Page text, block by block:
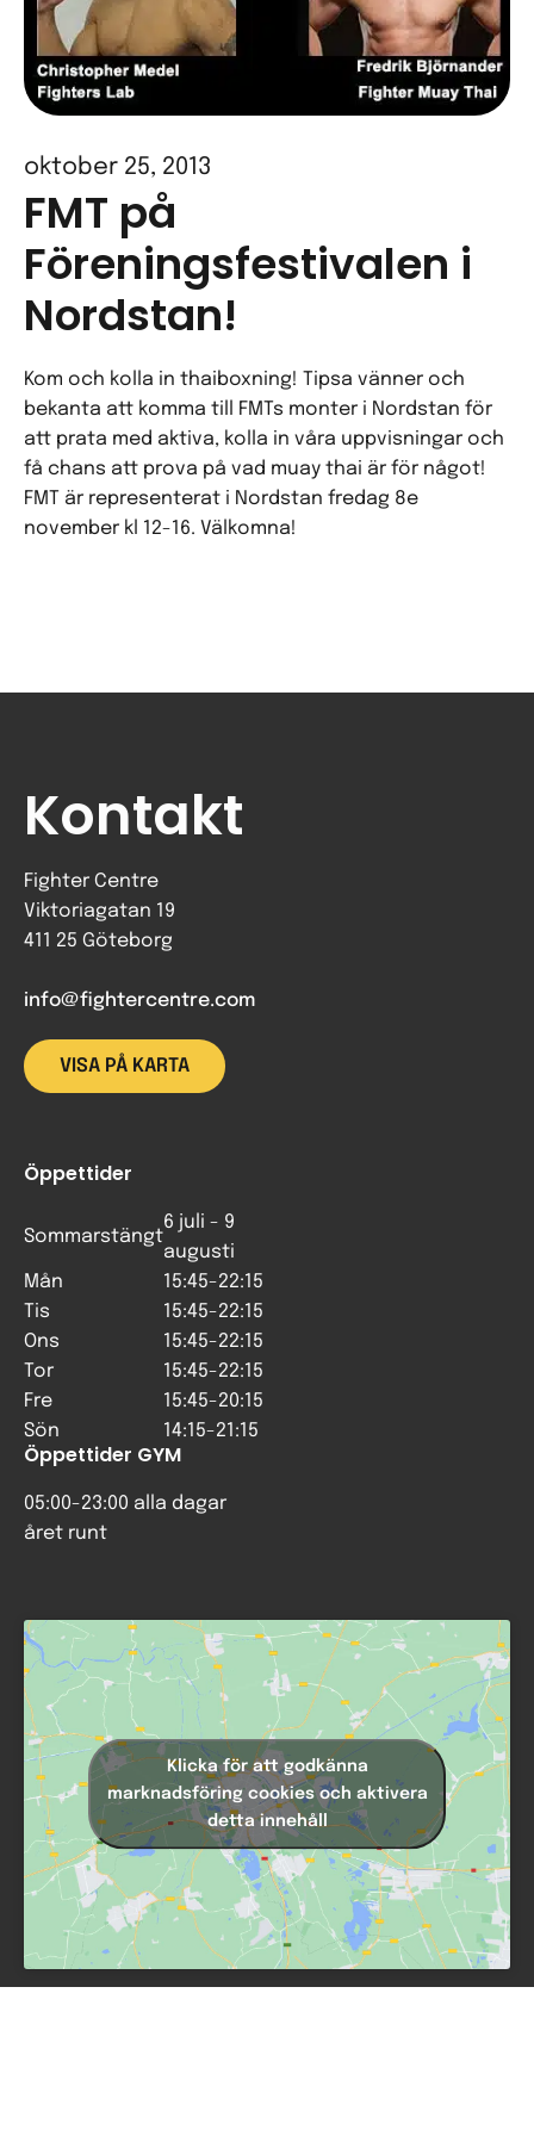
oktober 25, 2013
FMT på
Föreningsfestivalen i
Nordstan!
Kom och kolla in thaiboxning! Tipsa vänner och
bekanta att komma till FMTs monter i Nordstan för
att prata med aktiva, kolla in våra uppvisningar och
få chans att prova på vad muay thai är för något!
FMT är representerat i Nordstan fredag 8e
november kl 12-16. Välkomna!
Kontakt
Fighter Centre
Viktoriagatan 19
411 25 Göteborg
info@fightercentre.com
VISA PÅ KARTA
Öppettider
Sommarstängt
6 juli - 9
augusti
Mån
15:45-22:15
Tis
15:45-22:15
Ons
15:45-22:15
Tor
15:45-22:15
Fre
15:45-20:15
Sön
14:15-21:15
Öppettider GYM
05:00-23:00 alla dagar
året runt
Klicka för att godkänna
marknadsföring cookies och aktivera
detta innehåll